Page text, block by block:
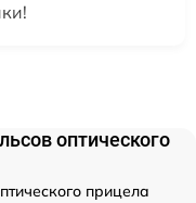
оптического
прицела